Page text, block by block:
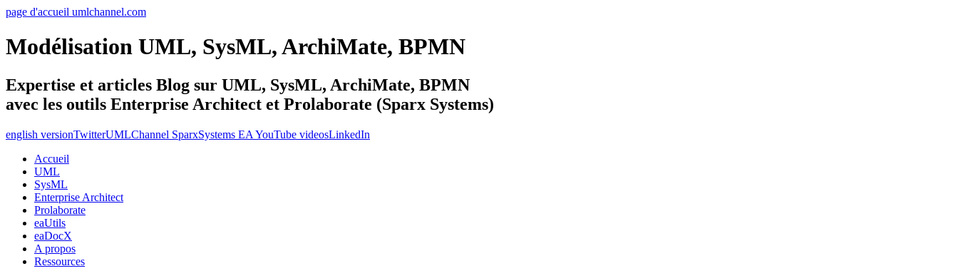
page d'accueil umlchannel.com
Modélisation UML, SysML, ArchiMate, BPMN
Expertise et articles Blog sur UML, SysML, ArchiMate, BPMN
avec les outils Enterprise Architect et Prolaborate (Sparx Systems)
english versionTwitterUMLChannel SparxSystems EA YouTube videosLinkedIn
Accueil
UML
SysML
Enterprise Architect
Prolaborate
eaUtils
eaDocX
A propos
Ressources